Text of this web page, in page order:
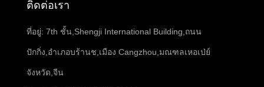
ติดต่อเรา
ที่อยู่: 7th ชั้น,Shengji International Building,ถนน
ปักกิ่ง,อำเภอบร้านช,เมือง Cangzhou,มณฑลเหอเป่ย์
จังหวัด,จีน